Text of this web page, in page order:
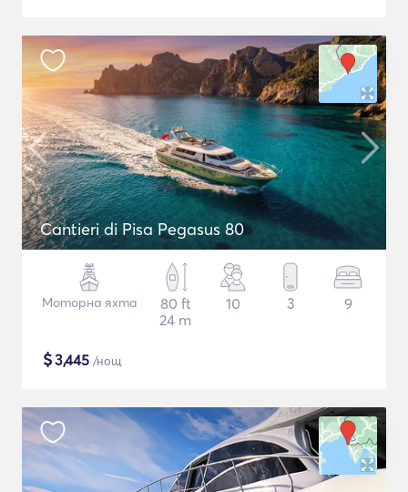
Cantieri di Pisa Pegasus 80
Моторна яхта
80 ft
24 m
10 3 9
$3,445 /нощ